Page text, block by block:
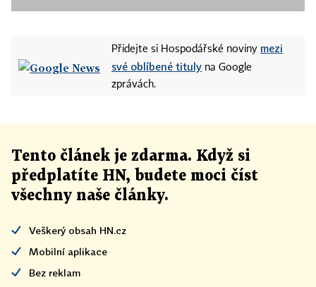
Přidejte si Hospodářské noviny mezi
své oblíbené tituly na Google
zprávách.
Tento článek je zdarma. Když si
předplatíte HN, budete moci číst
všechny naše články.
Veškerý obsah HN.cz
Mobilní aplikace
Bez reklam